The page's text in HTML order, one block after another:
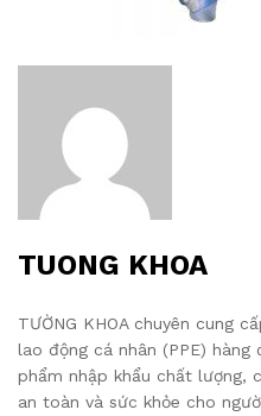
TUONG KHOA
TƯỜNG KHOA chuyên cung
lao động cá nhân (PPE) hàng
phẩm nhập khẩu chất lượng,
an toàn và sức khỏe cho